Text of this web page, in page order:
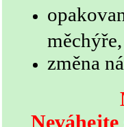
změna